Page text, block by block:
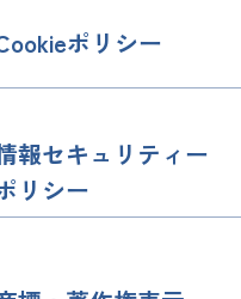
ポリシー
報セキュリティー
リシー